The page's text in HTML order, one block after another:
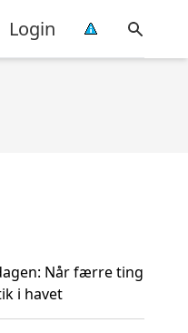
Login
Når færre ting
i havet